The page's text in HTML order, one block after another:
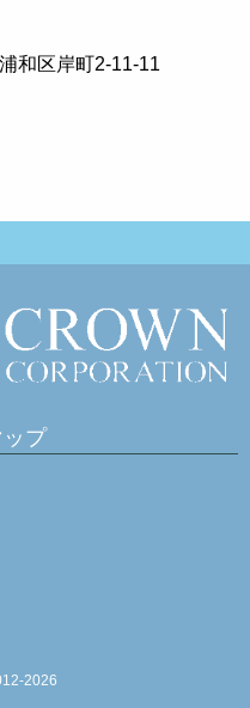
和区岸町2-11-11
プ
2026